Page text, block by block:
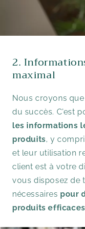
2.
maximal
Nous croyons
du succès. C'est
les informations
produits, y
et leur utilisation
client est à votre
vous disposez de
nécessaires pour
produits